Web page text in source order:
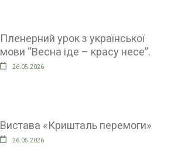
Пленерний урок з української
мови “Весна іде – красу несе”.
26.05.2026
Вистава «Кришталь перемоги»
26.05.2026